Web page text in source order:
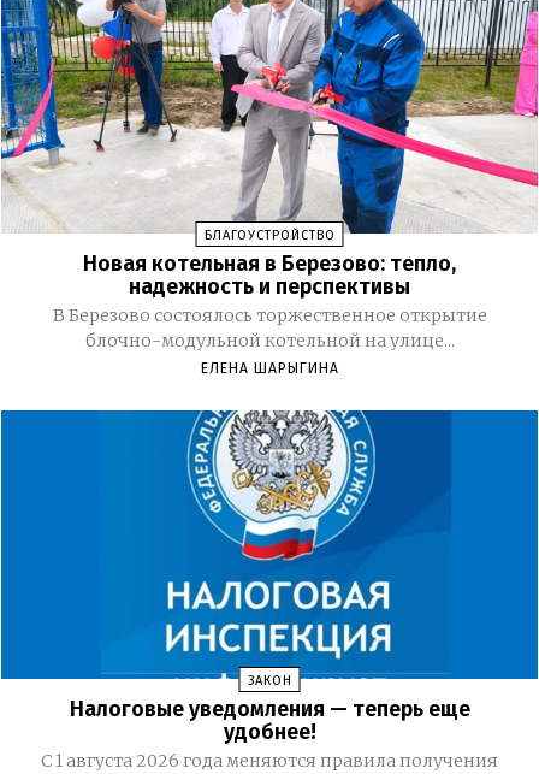
БЛАГОУСТРОЙСТВО
Новая котельная в Березово: тепло,
надежность и перспективы
В Березово состоялось торжественное открытие
блочно-модульной котельной на улице...
ЕЛЕНА ШАРЫГИНА
ЗАКОН
Налоговые уведомления — теперь еще
удобнее!
С 1 августа 2026 года меняются правила получения